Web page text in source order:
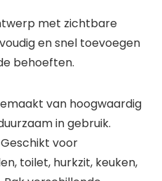
met zichtbare
en snel toevoegen
behoeften.
van hoogwaardig
in gebruik.
voor
toilet, hurkzit, keuken,